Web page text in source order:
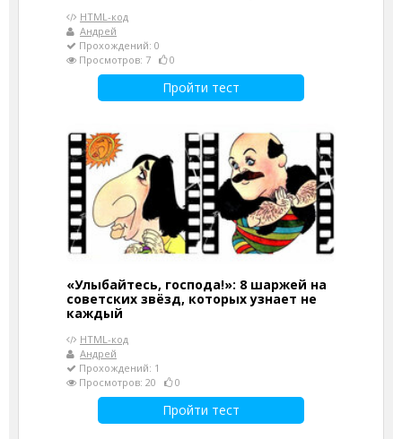
HTML-код
Андрей
Прохождений: 0
Просмотров: 7
0
Пройти тест
«Улыбайтесь, господа!»: 8 шаржей на
советских звёзд, которых узнает не
каждый
HTML-код
Андрей
Прохождений: 1
Просмотров: 20
0
Пройти тест